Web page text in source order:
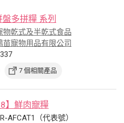
多拼糧 系列
物乾式及半乾式食品
苗寵物用品有限公司
7 個相關產品
8】鮮肉寵糧
AFCAT1（代表號）